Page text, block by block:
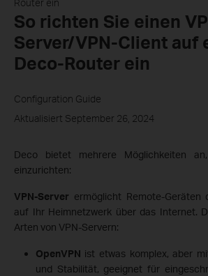
So richten Sie einen
Server/VPN-Client auf
Deco-Router ein
Configuration Guide
Aktualisiert September 26, 2024
Deco bietet mehrere Möglichkeiten an,
einzurichten:
VPN-Server ermöglicht Remote-Geräten
auf Ihr Heimnetzwerk über das Internet.
Arten von VPN-Servern:
OpenVPN ist etwas komplex, aber
und Stabilität, geeignet für